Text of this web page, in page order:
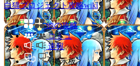
白猫プロジェクト攻略wiki
他の攻略
コミュ
速報
掲示板